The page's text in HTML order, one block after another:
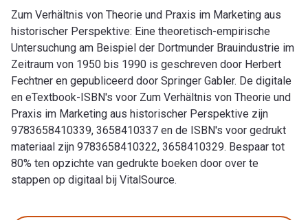
Zum Verhältnis von Theorie und Praxis im Marketing aus
historischer Perspektive: Eine theoretisch-empirische
Untersuchung am Beispiel der Dortmunder Brauindustrie im
Zeitraum von 1950 bis 1990 is geschreven door Herbert
Fechtner en gepubliceerd door Springer Gabler. De digitale
en eTextbook-ISBN's voor Zum Verhältnis von Theorie und
Praxis im Marketing aus historischer Perspektive zijn
9783658410339, 3658410337 en de ISBN's voor gedrukt
materiaal zijn 9783658410322, 3658410329. Bespaar tot
80% ten opzichte van gedrukte boeken door over te
stappen op digitaal bij VitalSource.